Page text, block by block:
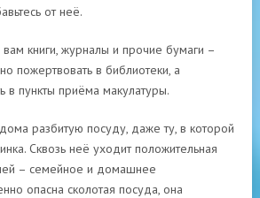
от неё.
книги, журналы и прочие бумаги –
пожертвовать в библиотеки, а
в пункты приёма макулатуры.
разбитую посуду, даже ту, в которой
Сквозь неё уходит положительная
– семейное и домашнее
опасна сколотая посуда, она